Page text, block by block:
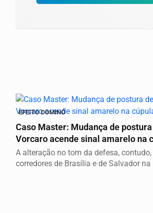
EFEITO DOMINÓ
Caso Master: Mudança de
Vorcaro acende sinal amarelo na
A alteração no tom da defesa,
corredores de Brasília e de Salvador na